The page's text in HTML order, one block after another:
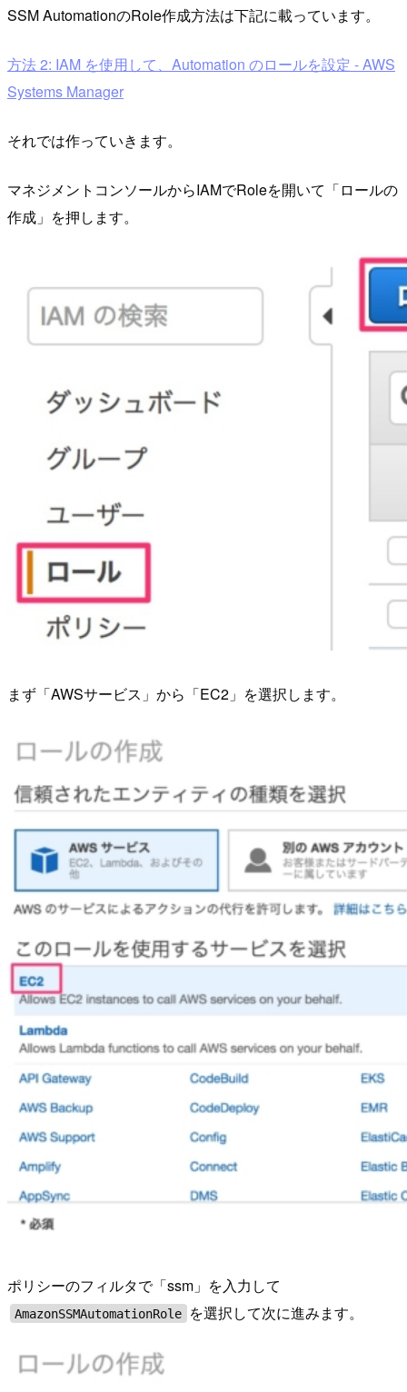
SSM AutomationのRole作成方法は下記に載っています。
方法 2: IAM を使用して、Automation のロールを設定 - AWS
Systems Manager
それでは作っていきます。
マネジメントコンソールからIAMでRoleを開いて「ロールの
作成」を押します。
まず「AWSサービス」から「EC2」を選択します。
ポリシーのフィルタで「ssm」を入力して
AmazonSSMAutomationRole を選択して次に進みます。